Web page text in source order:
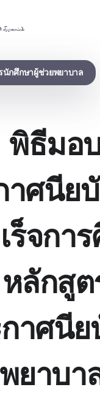
กศึกษาผู้ช่วยพยาบาล
พิธีมอ
าศนีย
ร็จกา
หลักสูต
าศนี
ยาบา